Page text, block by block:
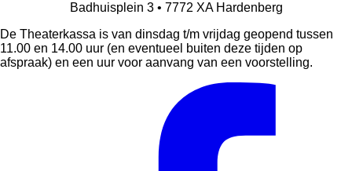
Badhuisplein 3 • 7772 XA Hardenberg
De Theaterkassa is van dinsdag t/m vrijdag geopend tussen
11.00 en 14.00 uur (en eventueel buiten deze tijden op
afspraak) en een uur voor aanvang van een voorstelling.